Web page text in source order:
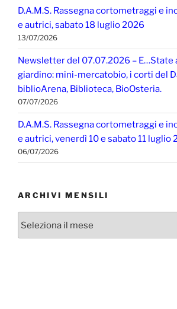
D.A.M.S. Rassegna cortometraggi e
e autrici, sabato 18 luglio 2026
13/07/2026
Newsletter del 07.07.2026 – E…State
giardino: mini-mercatobio, i corti del
biblioArena, Biblioteca, BioOsteria.
07/07/2026
D.A.M.S. Rassegna cortometraggi e
e autrici, venerdì 10 e sabato 11 luglio
06/07/2026
ARCHIVI MENSILI